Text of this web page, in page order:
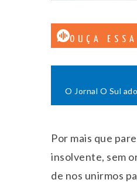
OUÇA
O Jornal O Sul
Por mais que
insolvente, sem
de nos unirmos